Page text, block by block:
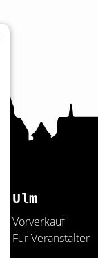
Ulm
Vorverkauf
Für Veranstalter